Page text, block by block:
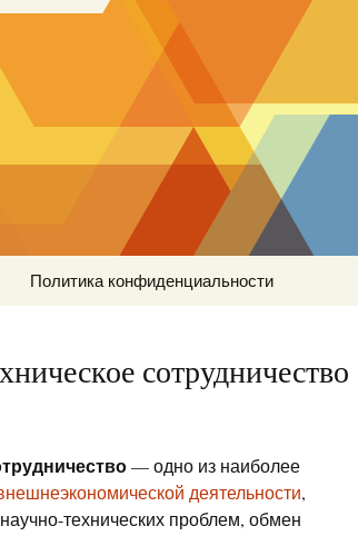
Политика конфиденциальности
сотрудничество
— одно из наиболее
деятельности,
технических проблем, обмен